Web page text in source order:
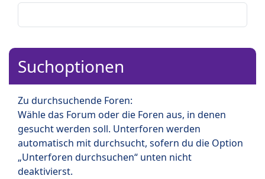
Suchoptionen
Zu durchsuchende Foren:
Wähle das Forum oder die Foren aus, in denen
gesucht werden soll. Unterforen werden
automatisch mit durchsucht, sofern du die Option
„Unterforen durchsuchen“ unten nicht
deaktivierst.